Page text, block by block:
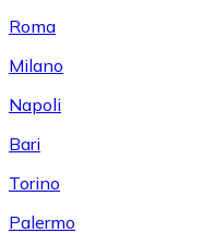
Roma
Milano
Napoli
Bari
Torino
Palermo